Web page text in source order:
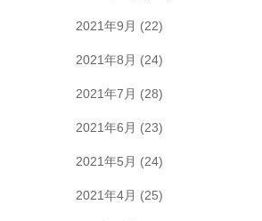
2021年9月 (22)
2021年8月 (24)
2021年7月 (28)
2021年6月 (23)
2021年5月 (24)
2021年4月 (25)